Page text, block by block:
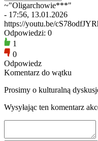
~"Oligarchowie***"
- 17:56, 13.01.2026
https://youtu.be/
Odpowiedzi: 0
1
0
Odpowiedz
Komentarz do wątku
Prosimy o kulturalną
Wysyłając ten komentarz